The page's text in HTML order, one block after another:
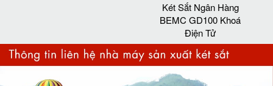
Két Sắt Ngân Hàng
BEMC GD100 Khoá
Điện Tử